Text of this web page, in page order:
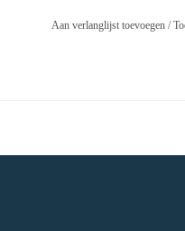
Aan verlanglijst toevoegen/